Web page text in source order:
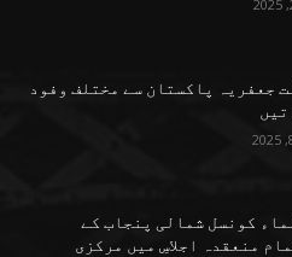
جعفریہ پاکستان سے مختلف وفود
کونسل شمالی پنجاب کے
منعقدہ اجلاسِ میں مرکزی